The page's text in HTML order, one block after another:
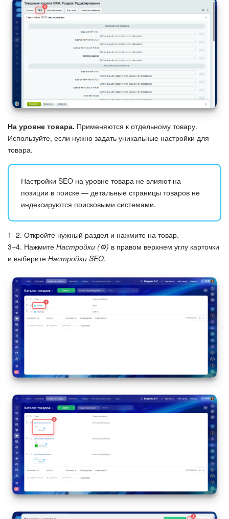
На уровне товара. Применяются к отдельному товару.
Используйте, если нужно задать уникальные настройки для
товара.
Настройки SEO на уровне товара не влияют на
позиции в поиске — детальные страницы товаров не
индексируются поисковыми системами.
1–2. Откройте нужный раздел и нажмите на товар.
3–4. Нажмите Настройки (⚙️) в правом верхнем углу карточки
и выберите Настройки SEO.